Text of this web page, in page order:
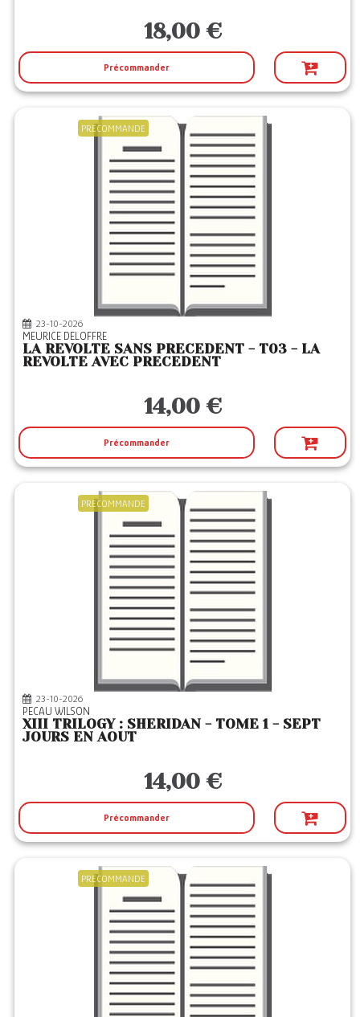
18,00 €
Précommander
PRECOMMANDE
23-10-2026
MEURICE DELOFFRE
LA REVOLTE SANS PRECEDENT - T03 - LA
REVOLTE AVEC PRECEDENT
14,00 €
Précommander
PRECOMMANDE
23-10-2026
PECAU WILSON
XIII TRILOGY : SHERIDAN - TOME 1 - SEPT
JOURS EN AOUT
14,00 €
Précommander
PRECOMMANDE